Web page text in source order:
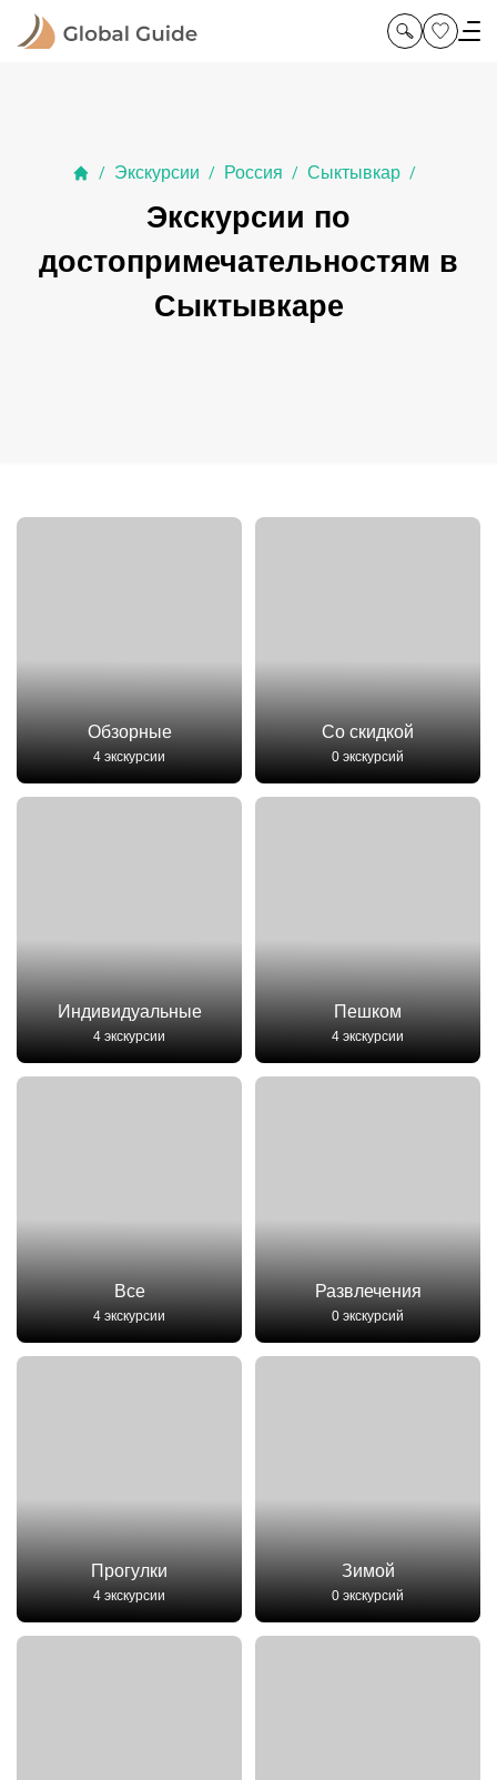
/ Экскурсии / Россия / Сыктывкар /
Экскурсии по
достопримечательностям в
Сыктывкаре
Обзорные
4 экскурсии
Со скидкой
0 экскурсий
Индивидуальные
4 экскурсии
Пешком
4 экскурсии
Все
4 экскурсии
Развлечения
0 экскурсий
Прогулки
4 экскурсии
Зимой
0 экскурсий